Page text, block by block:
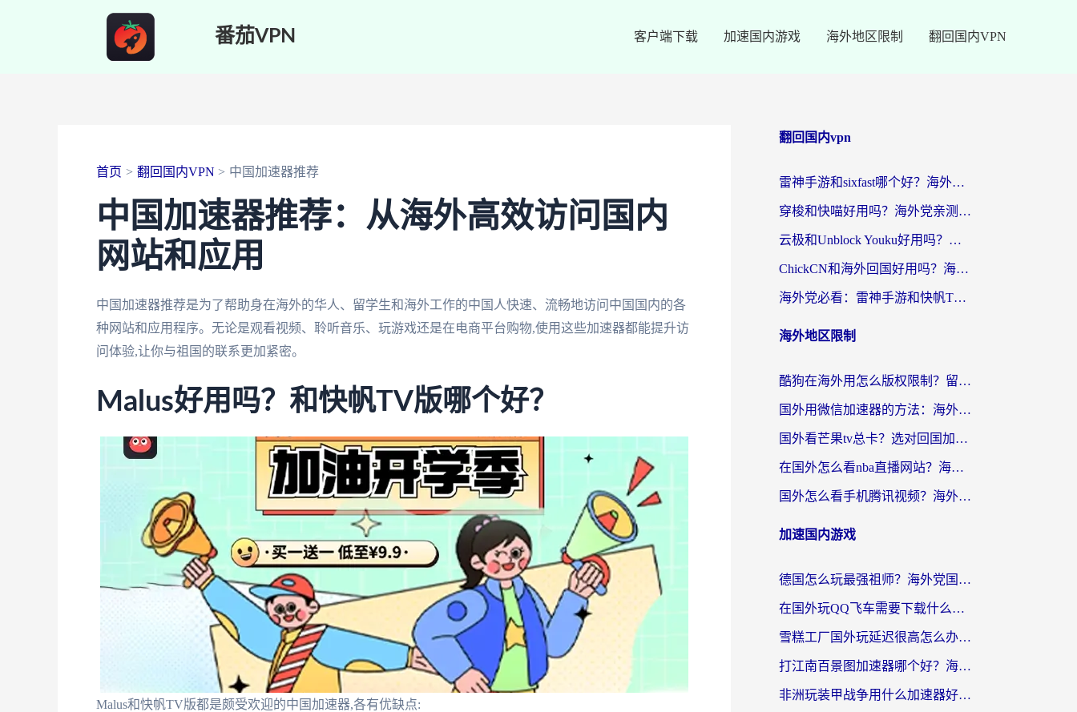
番茄VPN 客户端下载 加速国内游戏 海外地区限制 翻回国内VPN
首页 翻回国内VPN 中国加速器推荐
中国加速器推荐：从海外高效访问国内
网站和应用
中国加速器推荐是为了帮助身在海外的华人、留学生和海外工作的中国人快速、流畅地访问中国国内的各
种网站和应用程序。无论是观看视频、聆听音乐、玩游戏还是在电商平台购物,使用这些加速器都能提升访
问体验,让你与祖国的联系更加紧密。
Malus好用吗？和快帆TV版哪个好？
Malus和快帆TV版都是颇受欢迎的中国加速器,各有优缺点:
翻回国内vpn
雷神手游和sixfast哪个好？海外党亲测3款回国加速器，教你选对不踩坑
穿梭和快喵好用吗？海外党亲测：小众加速器对比+番茄加速器深度体验
云极和Unblock Youku好用吗？海外党亲测+2026回国加速器避坑指南
ChickCN和海外回国好用吗？海外党2026亲测：从手游到影音，选对加速器的3个关键
海外党必看：雷神手游和快帆TV版好用吗？3步选对回国加速器不踩坑
海外地区限制
酷狗在海外用怎么版权限制？留学生亲测：3步解决听国内音乐难题
国外用微信加速器的方法：海外党无缝连接国内生活的实用指南
国外看芒果tv总卡？选对回国加速器，轻松追《浪姐》不费劲
在国外怎么看nba直播网站？海外党专属体育观赛指南，告别地区限制！
国外怎么看手机腾讯视频？海外党亲测有效的追剧加速器选择指南
加速国内游戏
德国怎么玩最强祖师？海外党国服游戏加速器选择全攻略（附宝可梦Online实测）
在国外玩QQ飞车需要下载什么加速器呢？海外党亲测有效的国服游戏加速指南
雪糕工厂国外玩延迟很高怎么办？海外玩家国服游戏加速终极攻略（附实测推荐）
打江南百景图加速器哪个好？海外党踩坑N次后，终于找到不卡的秘诀
非洲玩装甲战争用什么加速器好？海外党亲测有效的国服游戏加速方案